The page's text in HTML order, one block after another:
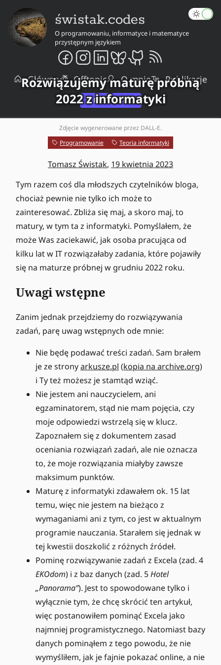
świstak.codes
O programowaniu, informatyce i matematyce
przystępnym językiem
Główna Offtopic O mnie Publikacje
Rozwiązujemy maturę próbną
2022 z informatyki
Zdjęcie wygenerowane przez DALL-E.
Programowanie
Teoria informatyki
Tomasz Świstak, 19 kwietnia 2023
Tym razem coś dla młodszych czytelników bloga,
chociaż pewnie nie tylko ich może to
zainteresować. Zbliża się maj, a skoro maj, to
matury, w tym ta z informatyki. Pomyślałem, że
może Was zaciekawić, jak osoba pracująca od
kilku lat w IT rozwiązałaby zadania, które pojawiły
się na maturze próbnej w grudniu 2022 roku.
Uwagi wstępne
Zanim jednak przejdziemy do rozwiązywania
zadań, parę uwag wstępnych ode mnie:
Nie będę podawać treści zadań. Sam brałem
je ze stronyarkusze.pl (kopia na archive.org)
i Ty też możesz je stamtąd wziąć.
Nie jestem ani nauczycielem, ani
egzaminatorem, stąd nie mam pojęcia, czy
moje odpowiedzi wstrzelą się w klucz.
Zapoznałem się z dokumentem zasad
oceniania rozwiązań zadań, ale nie oznacza
to, że moje rozwiązania miałyby zawsze
maksimum punktów.
Maturę z informatyki zdawałem ok. 15 lat
temu, więc nie jestem na bieżąco z
wymaganiami ani z tym, co jest w aktualnym
programie nauczania. Starałem się jednak w
tej kwestii doszkolić z różnych źródeł.
Pominę rozwiązywanie zadań z Excela (zad. 4
EKOdom) i z baz danych (zad. 5Hotel
„Panorama”). Jest to spowodowane tylko i
wyłącznie tym, że chcę skrócić ten artykuł,
więc postanowiłem pominąć Excela jako
najmniej programistycznego. Natomiast bazy
danych pominąłem z tego powodu, że nie
wymyśliłem, jak je fajnie pokazać online, a nie